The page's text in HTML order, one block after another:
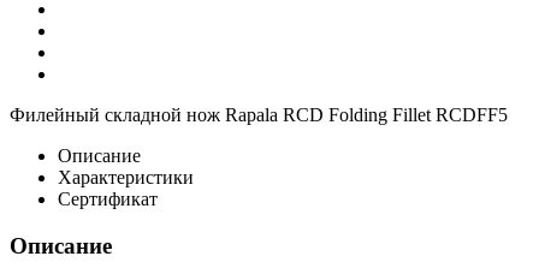
Филейный складной нож Rapala RCD Folding Fillet RCDFF5
Описание
Характеристики
Сертификат
Описание